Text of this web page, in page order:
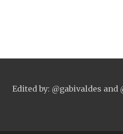
Edited by: @gabivaldes